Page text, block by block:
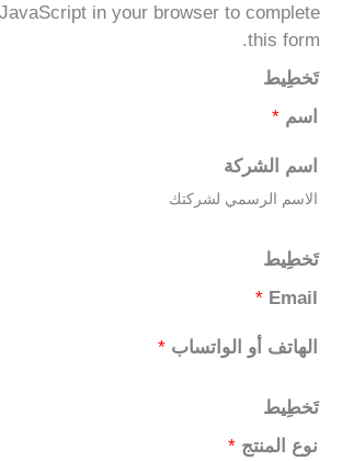
in your browser to complete
this form.
تَخطِيط
اسم *
اسم الشركة
الاسم الرسمي لشركتك
تَخطِيط
Email
*
الهاتف أو الواتساب *
تَخطِيط
نوع المنتج *